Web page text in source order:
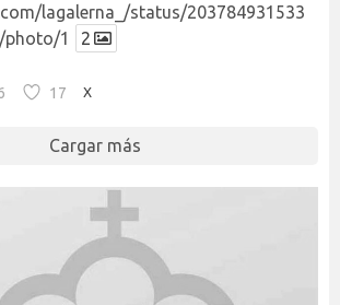
lagalerna_/status/203784931533
photo/1
2
17 X
Cargar más